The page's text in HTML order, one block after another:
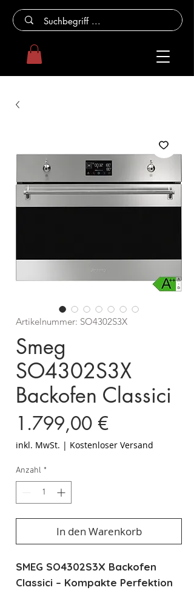
Artikelnummer: SO4302S3X
Smeg
SO4302S3X
Backofen Classici
1.799,00 €Preis
inkl. MwSt. | Kostenloser Versand
Anzahl *
In den Warenkorb
SMEG SO4302S3X Backofen
Classici – Kompakte Perfektion